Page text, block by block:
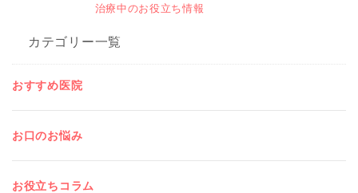
治療中のお役立ち情報
カテゴリー一覧
おすすめ医院
お口のお悩み
お役立ちコラム